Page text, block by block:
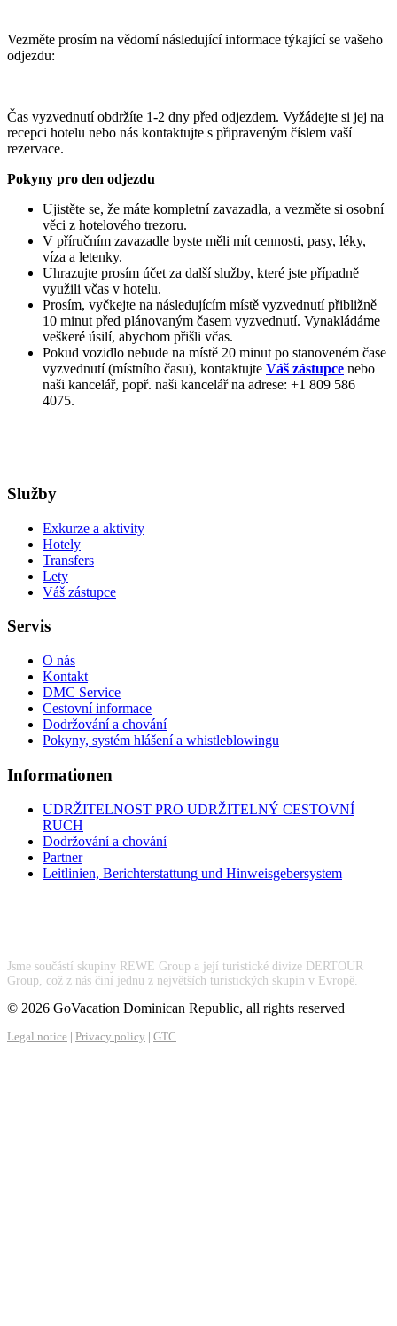
Vezměte prosím na vědomí následující informace týkající se vašeho
odjezdu:
Čas vyzvednutí obdržíte 1-2 dny před odjezdem. Vyžádejte si jej na
recepci hotelu nebo nás kontaktujte s připraveným číslem vaší
rezervace.
Pokyny pro den odjezdu
Ujistěte se, že máte kompletní zavazadla, a vezměte si osobní
věci z hotelového trezoru.
V příručním zavazadle byste měli mít cennosti, pasy, léky,
víza a letenky.
Uhrazujte prosím účet za další služby, které jste případně
využili včas v hotelu.
Prosím, vyčkejte na následujícím místě vyzvednutí přibližně
10 minut před plánovaným časem vyzvednutí. Vynakládáme
veškeré úsilí, abychom přišli včas.
Pokud vozidlo nebude na místě 20 minut po stanoveném čase
vyzvednutí (místního času), kontaktujte Váš zástupce nebo
naši kancelář, popř. naši kancelář na adrese: +1 809 586
4075.
Služby
Exkurze a aktivity
Hotely
Transfers
Lety
Váš zástupce
Servis
O nás
Kontakt
DMC Service
Cestovní informace
Dodržování a chování
Pokyny, systém hlášení a whistleblowingu
Informationen
UDRŽITELNOST PRO UDRŽITELNÝ CESTOVNÍ
RUCH
Dodržování a chování
Partner
Leitlinien, Berichterstattung und Hinweisgebersystem
Jsme součástí skupiny REWE Group a její turistické divize DERTOUR
Group, což z nás činí jednu z největších turistických skupin v Evropě.
© 2026 GoVacation Dominican Republic, all rights reserved
Legal notice | Privacy policy | GTC